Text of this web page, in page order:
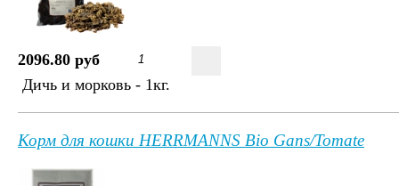
2096.80 руб
Дичь и морковь - 1кг.
Корм для кошки HERRMANNS Bio Gans/Tomate